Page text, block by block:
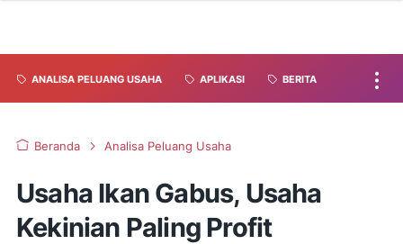
ANALISA PELUANG USAHA APLIKASI BERITA
Beranda Analisa Peluang Usaha
Usaha Ikan Gabus, Usaha
Kekinian Paling Profit